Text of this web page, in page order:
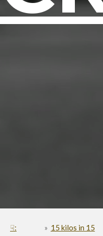
☟:
» 15 kilos in 15